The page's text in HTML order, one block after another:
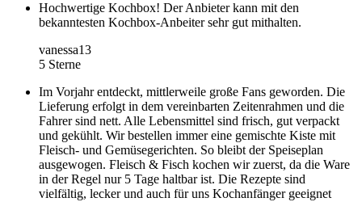
Hochwertige Kochbox! Der Anbieter kann mit den
bekanntesten Kochbox-Anbeiter sehr gut mithalten.
vanessa13
5 Sterne
Im Vorjahr entdeckt, mittlerweile große Fans geworden. Die
Lieferung erfolgt in dem vereinbarten Zeitenrahmen und die
Fahrer sind nett. Alle Lebensmittel sind frisch, gut verpackt
und gekühlt. Wir bestellen immer eine gemischte Kiste mit
Fleisch- und Gemüsegerichten. So bleibt der Speiseplan
ausgewogen. Fleisch & Fisch kochen wir zuerst, da die Ware
in der Regel nur 5 Tage haltbar ist. Die Rezepte sind
vielfältig, lecker und auch für uns Kochanfänger geeignet